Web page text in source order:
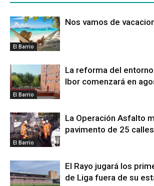
El Barrio
Nos vamos de
El Barrio
La reforma del
Ibor comenzará en
El Barrio
La Operación Asfalto
pavimento de 25
El Rayo jugará los
de Liga fuera de su